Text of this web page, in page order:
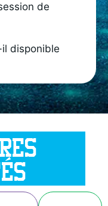
de
disponible